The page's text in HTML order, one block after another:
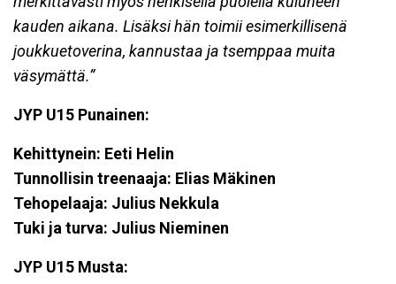
kauden aikana. Lisäksi hän toimii esimerkillisenä
joukkuetoverina, kannustaa ja tsemppaa muita
väsymättä.”
JYP U15 Punainen:
Kehittynein: Eeti Helin
Tunnollisin treenaaja: Elias Mäkinen
Tehopelaaja: Julius Nekkula
Tuki ja turva: Julius Nieminen
JYP U15 Musta: